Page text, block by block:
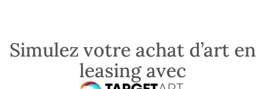
Simulez votre achat d’art en
leasing avec